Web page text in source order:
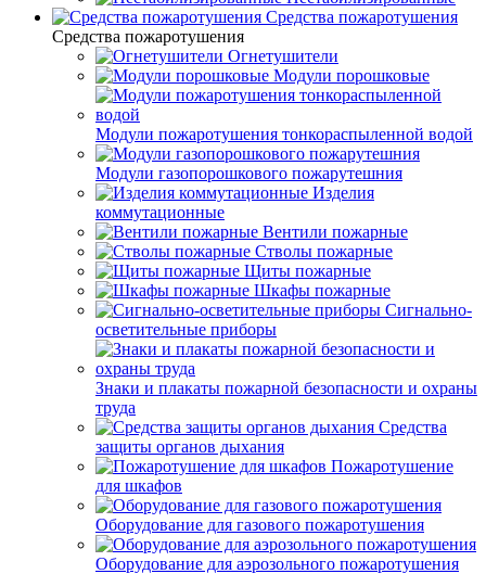
Средства пожаротушения
Средства пожаротушения
Огнетушители
Модули порошковые
Модули пожаротушения тонкораспыленной водой
Модули газопорошкового пожарутешния
Изделия
коммутационные
Вентили пожарные
Стволы пожарные
Щиты пожарные
Шкафы пожарные
Сигнально-
осветительные приборы
Знаки и плакаты пожарной безопасности и охраны
труда
Средства
защиты органов дыхания
Пожаротушение
для шкафов
Оборудование для газового пожаротушения
Оборудование для аэрозольного пожаротушения